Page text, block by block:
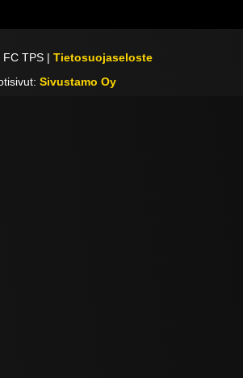
FC TPS |Tietosuojaseloste
Sivustamo Oy